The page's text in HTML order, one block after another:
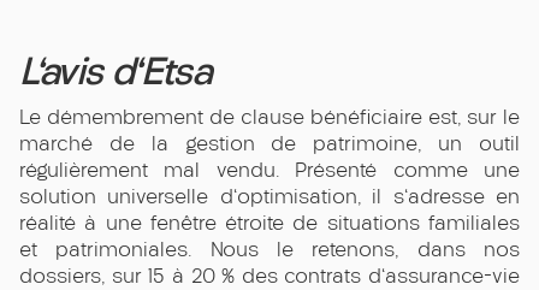
L'avis d'Etsa
Le démembrement de clause bénéficiaire est, sur le
marché de la gestion de patrimoine, un outil
régulièrement mal vendu. Présenté comme une
solution universelle d'optimisation, il s'adresse en
réalité à une fenêtre étroite de situations familiales
et patrimoniales. Nous le retenons, dans nos
dossiers, sur 15 à 20 % des contrats d'assurance-vie